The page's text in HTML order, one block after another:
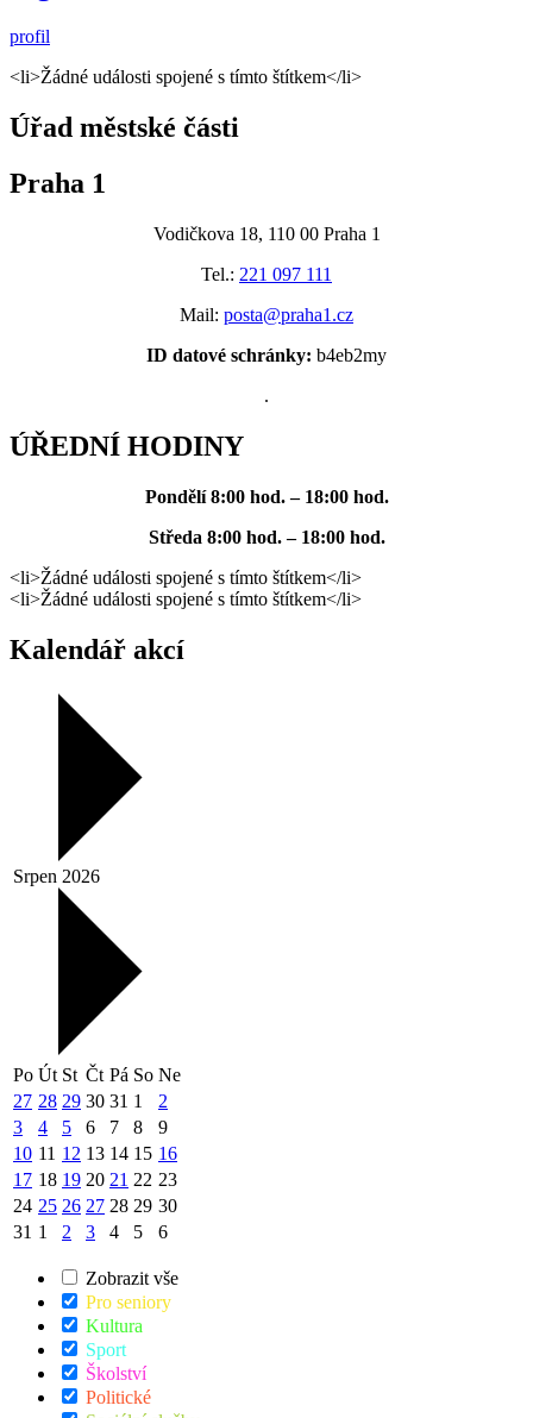
profil
<li>Žádné události spojené s tímto štítkem</li>
Úřad městské části
Praha 1
Vodičkova 18, 110 00 Praha 1
Tel.: 221 097 111
Mail: posta@praha1.cz
ID datové schránky: b4eb2my
.
ÚŘEDNÍ HODINY
Pondělí 8:00 hod. – 18:00 hod.
Středa 8:00 hod. – 18:00 hod.
<li>Žádné události spojené s tímto štítkem</li>
<li>Žádné události spojené s tímto štítkem</li>
Kalendář akcí
Srpen 2026
Po Út St Čt Pá So Ne
27 28 29 30 31 1
2
3
4 5 6 7 8
9
10 11 12 13 14 15 16
17 18 19 20 21 22 23
24 25 26 27 28 29 30
31 1 2 3 4 5 6
Zobrazit vše
Pro seniory
Kultura
Sport
Školství
Politické